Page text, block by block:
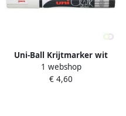
Uni-Ball Krijtmarker wit
ronde punt van 1 8 2 5 mm
1 webshop
€ 4,60